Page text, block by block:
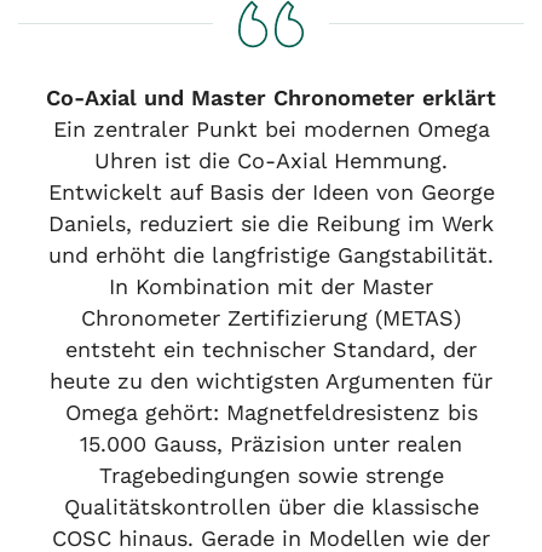
Co-Axial und Master Chronometer erklärt
Ein zentraler Punkt bei modernen Omega
Uhren ist die Co-Axial Hemmung.
Entwickelt auf Basis der Ideen von George
Daniels, reduziert sie die Reibung im Werk
und erhöht die langfristige Gangstabilität.
In Kombination mit der Master
Chronometer Zertifizierung (METAS)
entsteht ein technischer Standard, der
heute zu den wichtigsten Argumenten für
Omega gehört: Magnetfeldresistenz bis
15.000 Gauss, Präzision unter realen
Tragebedingungen sowie strenge
Qualitätskontrollen über die klassische
COSC hinaus. Gerade in Modellen wie der